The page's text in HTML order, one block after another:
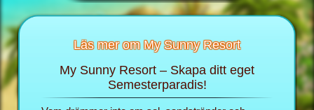
Läs mer om My Sunny Resort
din
My Sunny Resort – Skapa ditt eget
Semesterparadis!